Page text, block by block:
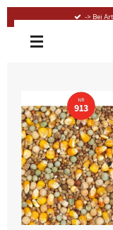
springen
-> Bei